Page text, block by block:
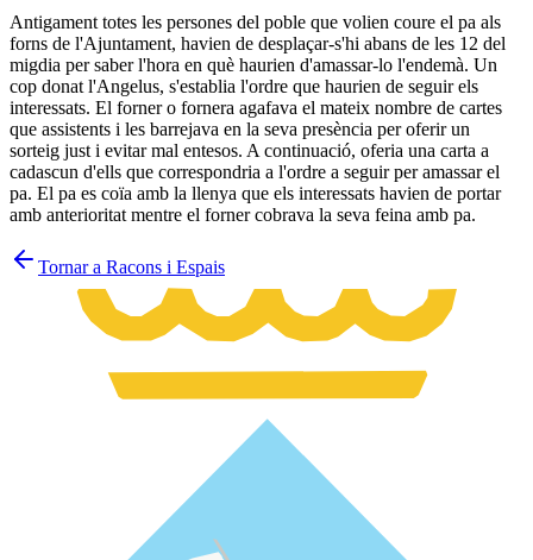
Antigament totes les persones del poble que volien coure el pa als
forns de l'Ajuntament, havien de desplaçar-s'hi abans de les 12 del
migdia per saber l'hora en què haurien d'amassar-lo l'endemà. Un
cop donat l'Angelus, s'establia l'ordre que haurien de seguir els
interessats. El forner o fornera agafava el mateix nombre de cartes
que assistents i les barrejava en la seva presència per oferir un
sorteig just i evitar mal entesos. A continuació, oferia una carta a
cadascun d'ells que correspondria a l'ordre a seguir per amassar el
pa. El pa es coïa amb la llenya que els interessats havien de portar
amb anterioritat mentre el forner cobrava la seva feina amb pa.
Tornar a Racons i Espais